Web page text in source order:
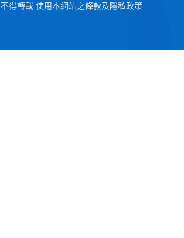
不得轉載 使用本網站之條款及隱私政策